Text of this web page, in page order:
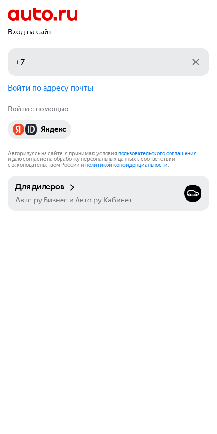
Вход на сайт
Войти по адресу почты
Войти с помощью
Яндекс
Авторизуясь на сайте, я принимаю условия пользовательского соглашения
и даю согласие на обработку персональных данных в соответствии
с законодательством России и политикой конфиденциальности.
Для дилеров
Авто.ру Бизнес и Авто.ру Кабинет